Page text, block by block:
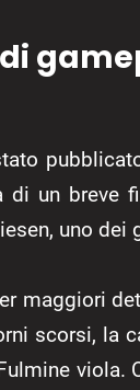
di un breve
uno dei
maggiori
scorsi, la
viola.